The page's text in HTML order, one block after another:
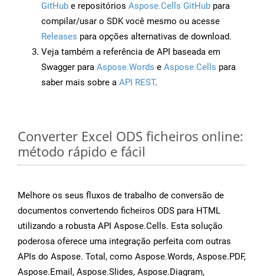
GitHub e repositórios Aspose.Cells GitHub para
compilar/usar o SDK você mesmo ou acesse
Releases para opções alternativas de download.
Veja também a referência de API baseada em
Swagger para Aspose.Words e Aspose.Cells para
saber mais sobre a API REST.
Converter Excel ODS ficheiros online:
método rápido e fácil
Melhore os seus fluxos de trabalho de conversão de
documentos convertendo ficheiros ODS para HTML
utilizando a robusta API Aspose.Cells. Esta solução
poderosa oferece uma integração perfeita com outras
APIs do Aspose. Total, como Aspose.Words, Aspose.PDF,
Aspose.Email, Aspose.Slides, Aspose.Diagram,